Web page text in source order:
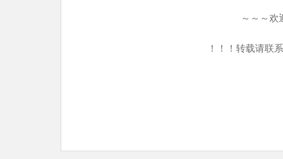
～～～欢
！！！转载请联